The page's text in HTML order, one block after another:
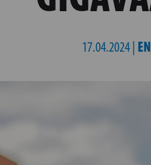
17.04.2024 |